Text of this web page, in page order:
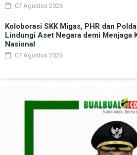
07 Agustus 2026
Koloborasi SKK Migas, PHR dan
Lindungi Aset Negara demi Menjaga
Nasional
07 Agustus 2026